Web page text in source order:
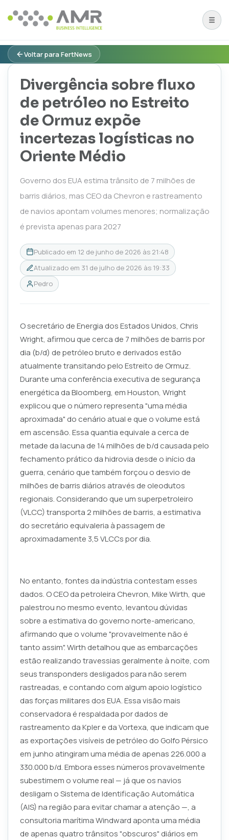
Voltar para FertNews
Divergência sobre fluxo
de petróleo no Estreito
de Ormuz expõe
incertezas logísticas no
Oriente Médio
Governo dos EUA estima trânsito de 7 milhões de
barris diários, mas CEO da Chevron e rastreamento
de navios apontam volumes menores; normalização
é prevista apenas para 2027
Publicado em 12 de junho de 2026 às 21:48
Atualizado em 31 de julho de 2026 às 19:33
Pedro
O secretário de Energia dos Estados Unidos, Chris
Wright, afirmou que cerca de 7 milhões de barris por
dia (b/d) de petróleo bruto e derivados estão
atualmente transitando pelo Estreito de Ormuz.
Durante uma conferência executiva de segurança
energética da Bloomberg, em Houston, Wright
explicou que o número representa "uma média
aproximada" do cenário atual e que o volume está
em ascensão. Essa quantia equivale a cerca de
metade da lacuna de 14 milhões de b/d causada pelo
fechamento prático da hidrovia desde o início da
guerra, cenário que também forçou o desvio de
milhões de barris diários através de oleodutos
regionais. Considerando que um superpetroleiro
(VLCC) transporta 2 milhões de barris, a estimativa
do secretário equivaleria à passagem de
aproximadamente 3,5 VLCCs por dia.
No entanto, fontes da indústria contestam esses
dados. O CEO da petroleira Chevron, Mike Wirth, que
palestrou no mesmo evento, levantou dúvidas
sobre a estimativa do governo norte-americano,
afirmando que o volume "provavelmente não é
tanto assim". Wirth detalhou que as embarcações
estão realizando travessias geralmente à noite, com
seus transponders desligados para não serem
rastreadas, e contando com algum apoio logístico
das forças militares dos EUA. Essa visão mais
conservadora é respaldada por dados de
rastreamento da Kpler e da Vortexa, que indicam que
as exportações visíveis de petróleo do Golfo Pérsico
em junho atingiram uma média de apenas 226.000 a
330.000 b/d. Embora esses números provavelmente
subestimem o volume real — já que os navios
desligam o Sistema de Identificação Automática
(AIS) na região para evitar chamar a atenção —, a
consultoria marítima Windward aponta uma média
de apenas quatro trânsitos "obscuros" diários em